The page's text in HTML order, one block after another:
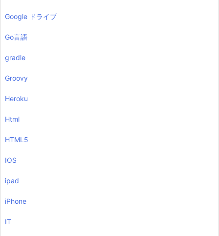
Google ドライブ
Go言語
gradle
Groovy
Heroku
Html
HTML5
IOS
ipad
iPhone
IT